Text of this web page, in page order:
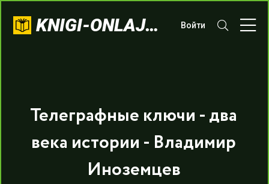
KNIGI-ONLAJN.COM Войти
Телеграфные ключи - два
века истории - Владимир
Иноземцев